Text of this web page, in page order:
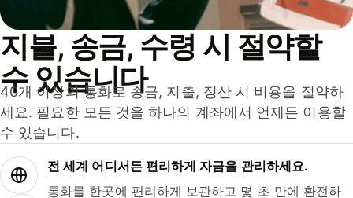
지불, 송금, 수령 시 절약할
수 있습니다
40개 이상의 통화로 송금, 지출, 정산 시 비용을 절약하
세요. 필요한 모든 것을 하나의 계좌에서 언제든 이용할
수 있습니다.
전 세계 어디서든 편리하게 자금을 관리하세요.
통화를 한곳에 편리하게 보관하고 몇 초 만에 환전하